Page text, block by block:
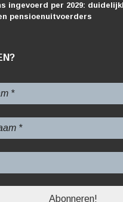
ingevoerd per 2029:
pensioenuitvoerders